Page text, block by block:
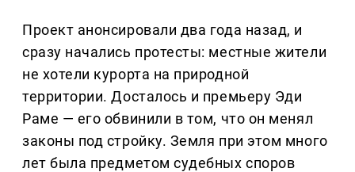
Проект анонсировали два года назад, и
сразу начались протесты: местные жители
не хотели курорта на природной
территории. Досталось и премьеру Эди
Раме — его обвинили в том, что он менял
законы под стройку. Земля при этом много
лет была предметом судебных споров